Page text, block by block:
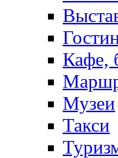
Кафе,
Музеи
Такси